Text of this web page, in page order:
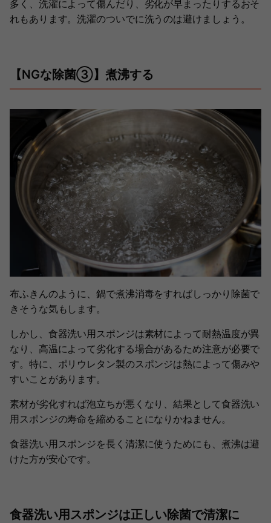
多く、洗濯によって傷んだり、劣化が早まったりするおそ
れもあります。洗濯のついでに洗うのは避けましょう。
【NGな除菌③】煮沸する
布ふきんのように、鍋で煮沸消毒をすればしっかり除菌で
きそうな気もします。
しかし、食器洗い用スポンジは素材によって耐熱温度が異
なり、高温によって劣化する場合があるため注意が必要で
す。特に、ポリウレタン製のスポンジは熱によって傷みや
すいことがあります。
素材が劣化すれば泡立ちが悪くなり、結果として食器洗い
用スポンジの寿命を縮めることになりかねません。
食器洗い用スポンジを長く清潔に使うためにも、煮沸は避
けた方が安心です。
食器洗い用スポンジは正しい除菌で清潔に